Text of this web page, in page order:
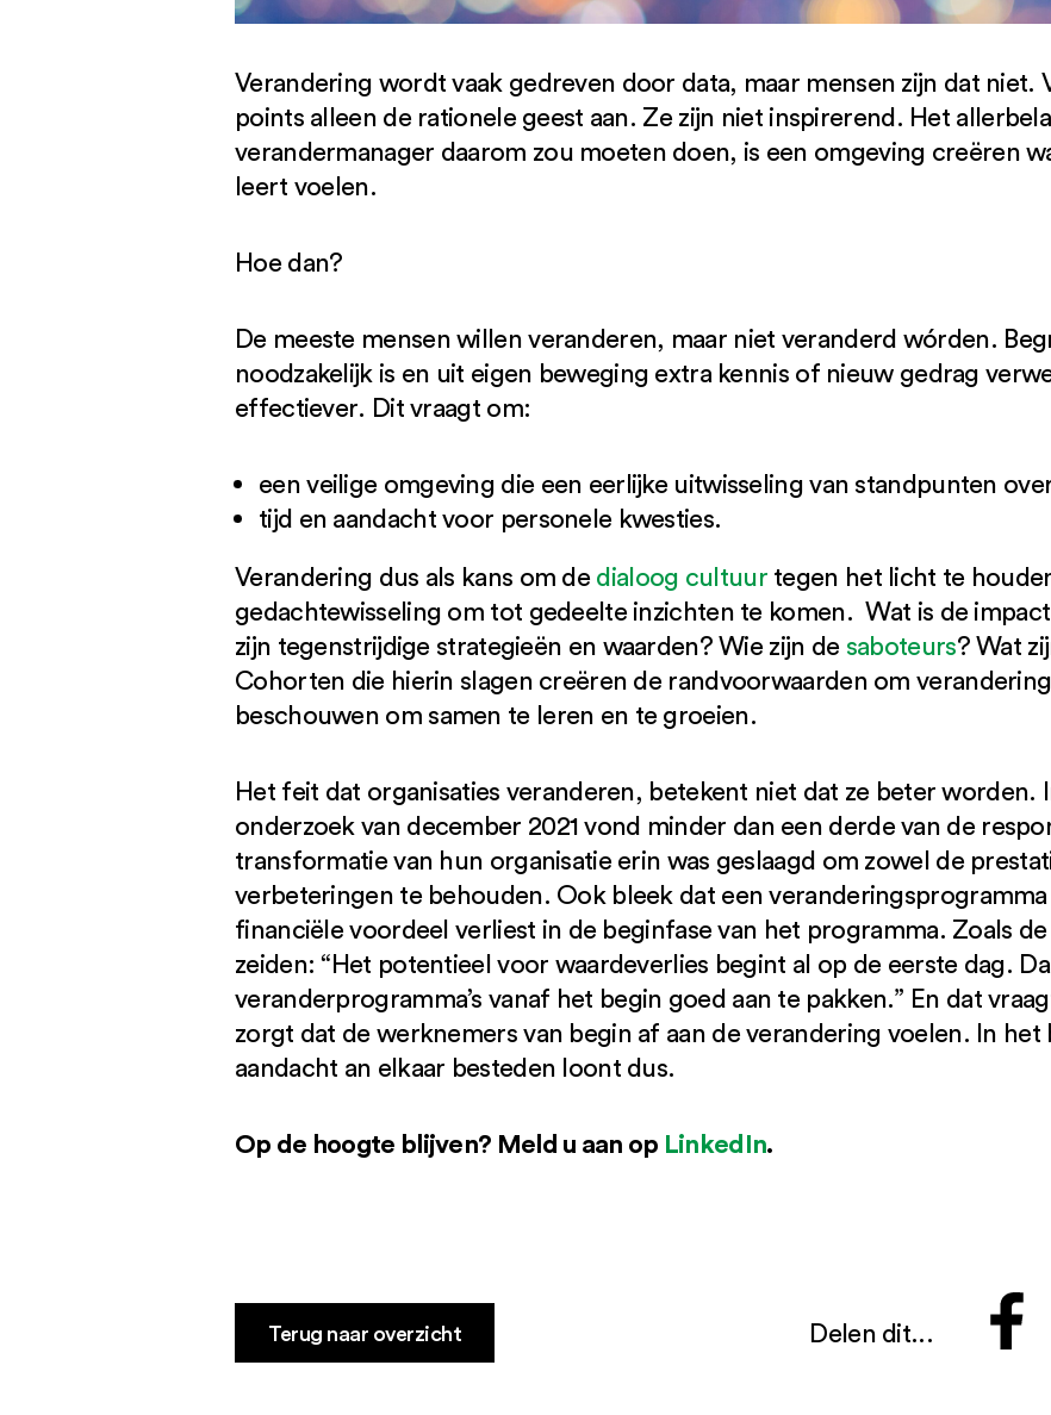
Verandering wordt vaak gedreven door data, maar mensen zijn dat niet.
points alleen de rationele geest aan. Ze zijn niet inspirerend. Het
verandermanager daarom zou moeten doen, is een omgeving creëren
leert voelen.
Hoe dan?
De meeste mensen willen veranderen, maar niet veranderd wórden.
noodzakelijk is en uit eigen beweging extra kennis of nieuw gedrag
effectiever. Dit vraagt om:
een veilige omgeving die een eerlijke uitwisseling van standpunten
tijd en aandacht voor personele kwesties.
Verandering dus als kans om de dialoog cultuurtegen het licht te
gedachtewisseling om tot gedeelte inzichten te komen. Wat is de
zijn tegenstrijdige strategieën en waarden? Wie zijn de saboteurs? Wat
Cohorten die hierin slagen creëren de randvoorwaarden om
beschouwen om samen te leren en te groeien.
Het feit dat organisaties veranderen, betekent niet dat ze beter worden.
onderzoek van december 2021 vond minder dan een derde van de
transformatie van hun organisatie erin was geslaagd om zowel de
verbeteringen te behouden. Ook bleek dat een veranderingsprogramma
financiële voordeel verliest in de beginfase van het programma. Zoals
zeiden: “Het potentieel voor waardeverlies begint al op de eerste dag.
veranderprogramma’s vanaf het begin goed aan te pakken.” En dat
zorgt dat de werknemers van begin af aan de verandering voelen. In het
aandacht an elkaar besteden loont dus.
Op de hoogte blijven? Meld u aan op LinkedIn.
Terug naar overzicht Delen dit...